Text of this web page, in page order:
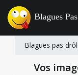
Blagues
Blagues pas
Vos